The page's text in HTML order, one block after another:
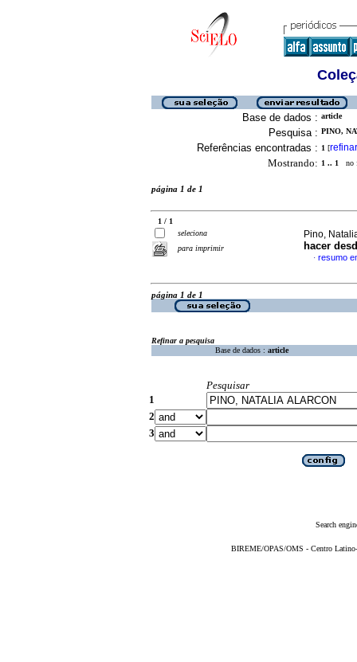
Base de dados : article
Pesquisa : PINO,
Referências encontradas : 1 [refinar
Mostrando: 1 .. 1 no
página 1 de 1
1 / 1
seleciona
para imprimir
Pino,
hacer
· resumo
página 1 de 1
Refinar a pesquisa
Base de dados : article
Pesquisar
1
2
3
Search
BIREME/OPAS/OMS - Centro Latino-